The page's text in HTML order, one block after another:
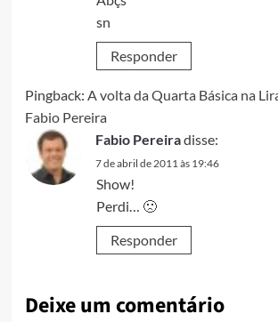
sn
Responder
Pingback: A volta da Quarta Básica na
Fabio Pereira
Fabio Pereiradisse:
7 de abril de 2011 às 19:46
Show!
Perdi… 🙁
Responder
Deixe um comentário